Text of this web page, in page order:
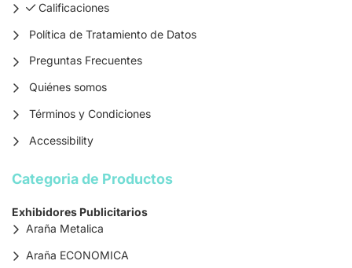
Calificaciones
Calificaciones
Política de Tratamiento de Datos
Preguntas Frecuentes
Quiénes somos
Términos y Condiciones
Accessibility
Categoria de Productos
Exhibidores Publicitarios
Araña Metalica
Araña ECONOMICA